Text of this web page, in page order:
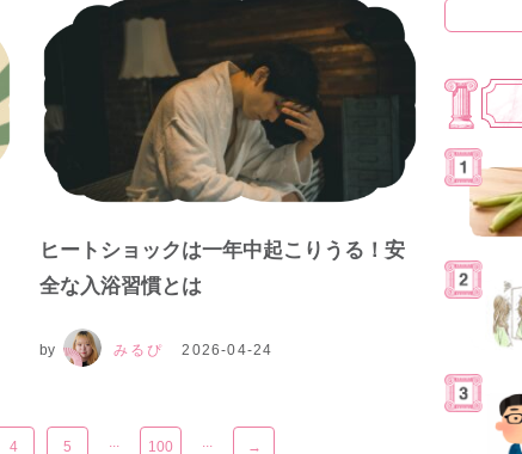
ヒートショックは一年中起こりうる！安
全な入浴習慣とは
by みるぴ 2026-04-24
4 5 ... 100 ... →